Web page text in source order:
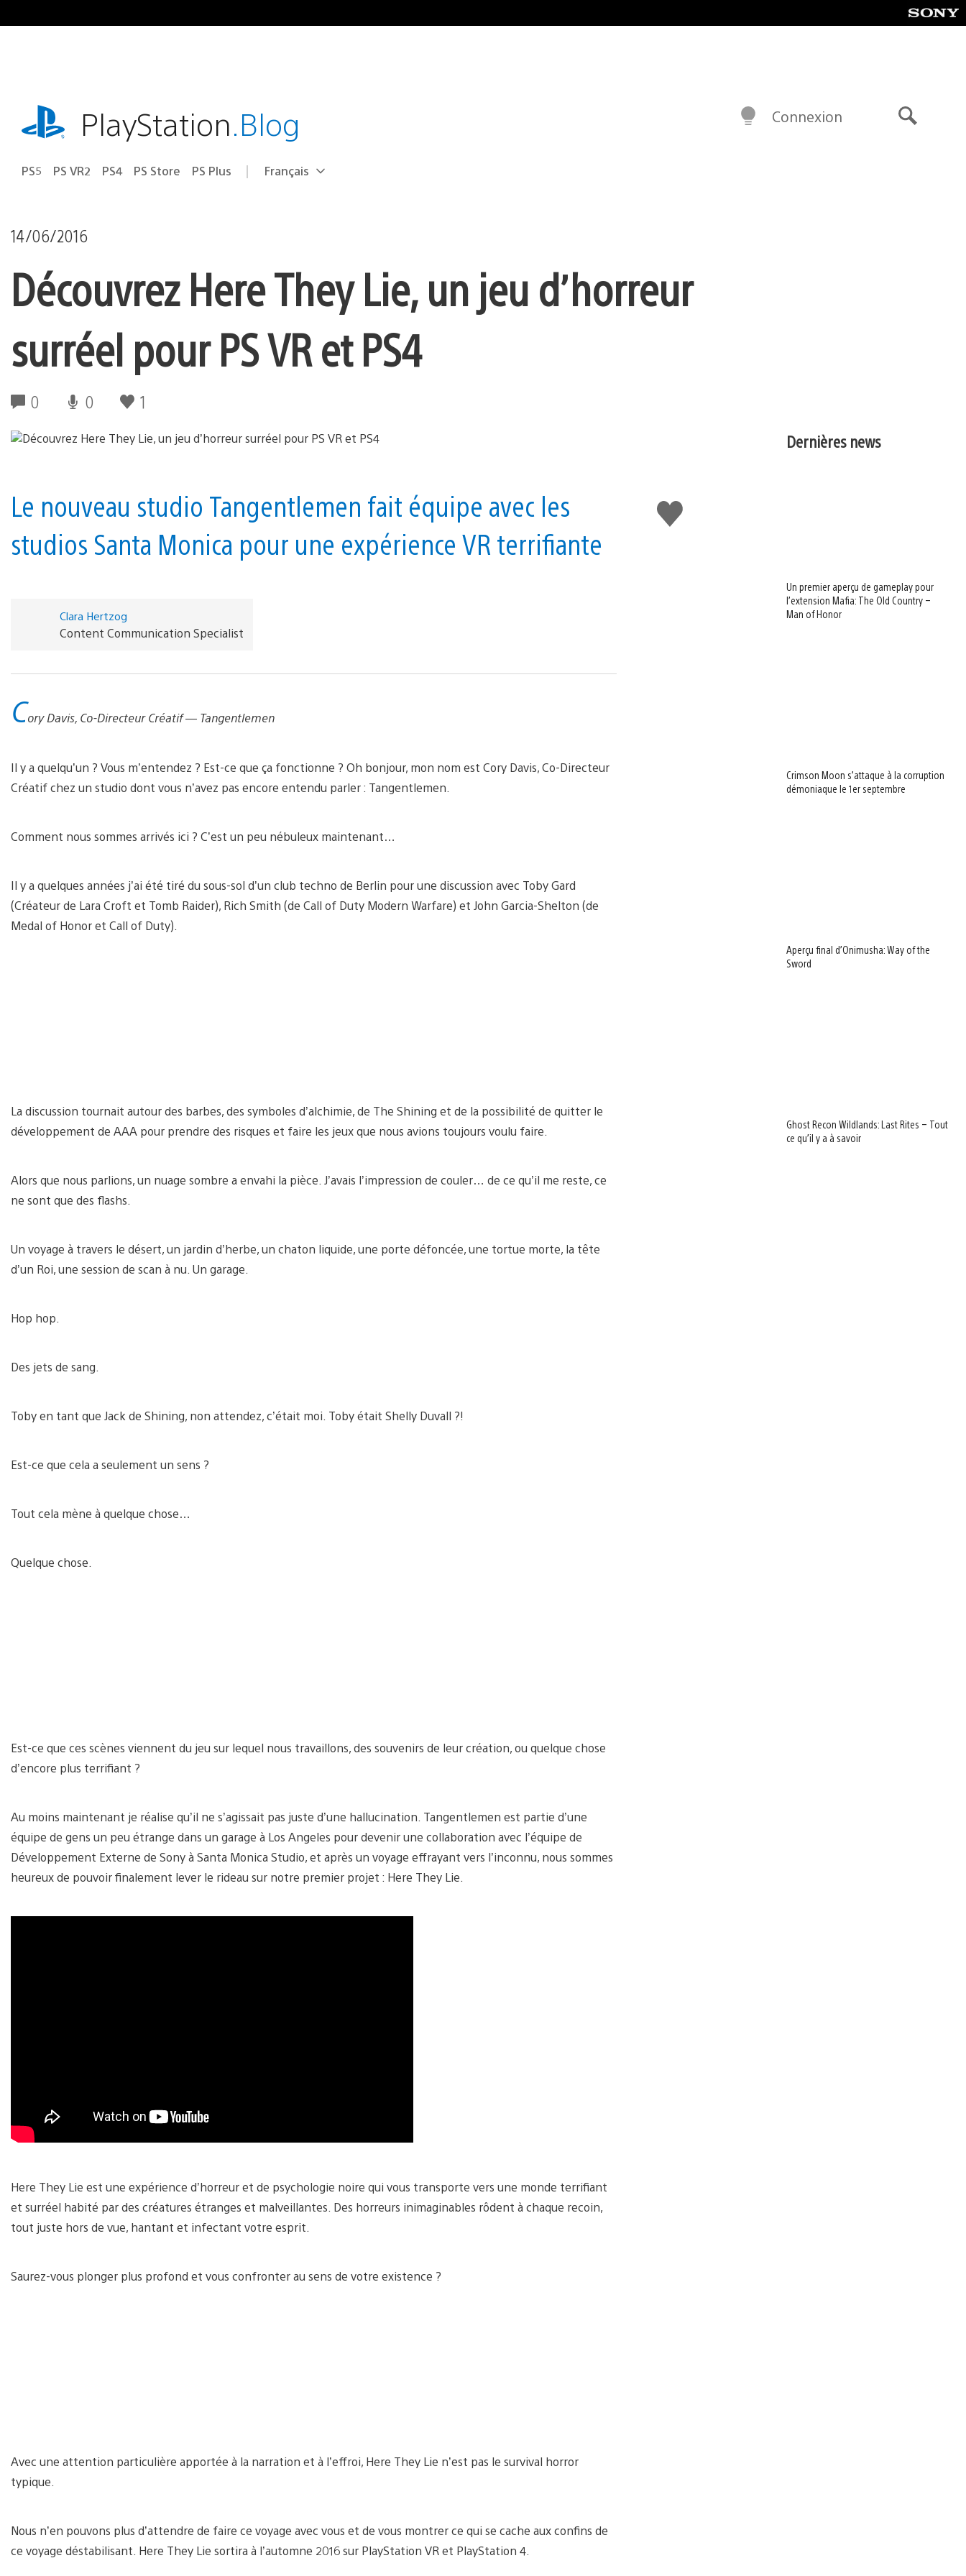
au
playstation.comPlayStation.Blog
PS5 PS VR2 PS4 PS Store PS Plus Choisir
Région
Français
Connexion
14/06/2016
Découvrez Here They Lie, un jeu d’horreur
surréel pour PS VR et PS4
0 0 1
J'aime
Le nouveau studio Tangentlemen fait équipe avec les
studios Santa Monica pour une expérience VR terrifiante
Clara Hertzog
Content Communication Specialist
Cory Davis, Co-Directeur Créatif — Tangentlemen
Il y a quelqu’un ? Vous m’entendez ? Est-ce que ça fonctionne ? Oh bonjour, mon nom est Cory Davis, Co-Directeur
Créatif chez un studio dont vous n’avez pas encore entendu parler : Tangentlemen.
Comment nous sommes arrivés ici ? C’est un peu nébuleux maintenant…
Il y a quelques années j’ai été tiré du sous-sol d’un club techno de Berlin pour une discussion avec Toby Gard
(Créateur de Lara Croft et Tomb Raider), Rich Smith (de Call of Duty Modern Warfare) et John Garcia-Shelton (de
Medal of Honor et Call of Duty).
La discussion tournait autour des barbes, des symboles d’alchimie, de The Shining et de la possibilité de quitter le
développement de AAA pour prendre des risques et faire les jeux que nous avions toujours voulu faire.
Alors que nous parlions, un nuage sombre a envahi la pièce. J’avais l’impression de couler… de ce qu’il me reste, ce
ne sont que des flashs.
Un voyage à travers le désert, un jardin d’herbe, un chaton liquide, une porte défoncée, une tortue morte, la tête
d’un Roi, une session de scan à nu. Un garage.
Hop hop.
Des jets de sang.
Toby en tant que Jack de Shining, non attendez, c’était moi. Toby était Shelly Duvall ?!
Est-ce que cela a seulement un sens ?
Tout cela mène à quelque chose…
Quelque chose.
Est-ce que ces scènes viennent du jeu sur lequel nous travaillons, des souvenirs de leur création, ou quelque chose
d’encore plus terrifiant ?
Au moins maintenant je réalise qu’il ne s’agissait pas juste d’une hallucination. Tangentlemen est partie d’une
équipe de gens un peu étrange dans un garage à Los Angeles pour devenir une collaboration avec l’équipe de
Développement Externe de Sony à Santa Monica Studio, et après un voyage effrayant vers l’inconnu, nous sommes
heureux de pouvoir finalement lever le rideau sur notre premier projet : Here They Lie.
Here They Lie est une expérience d’horreur et de psychologie noire qui vous transporte vers une monde terrifiant
et surréel habité par des créatures étranges et malveillantes. Des horreurs inimaginables rôdent à chaque recoin,
tout juste hors de vue, hantant et infectant votre esprit.
Saurez-vous plonger plus profond et vous confronter au sens de votre existence ?
Avec une attention particulière apportée à la narration et à l’effroi, Here They Lie n’est pas le survival horror
typique.
Nous n’en pouvons plus d’attendre de faire ce voyage avec vous et de vous montrer ce qui se cache aux confins de
ce voyage déstabilisant. Here They Lie sortira à l’automne 2016 sur PlayStation VR et PlayStation 4.
Dernières news
Un premier aperçu de gameplay pour
l’extension Mafia: The Old Country –
Man of Honor
Crimson Moon s’attaque à la corruption
démoniaque le 1er septembre
Aperçu final d’Onimusha: Way of the
Sword
Ghost Recon Wildlands: Last Rites – Tout
ce qu’il y a à savoir